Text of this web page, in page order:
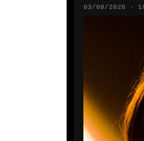
03/08/2026 ·